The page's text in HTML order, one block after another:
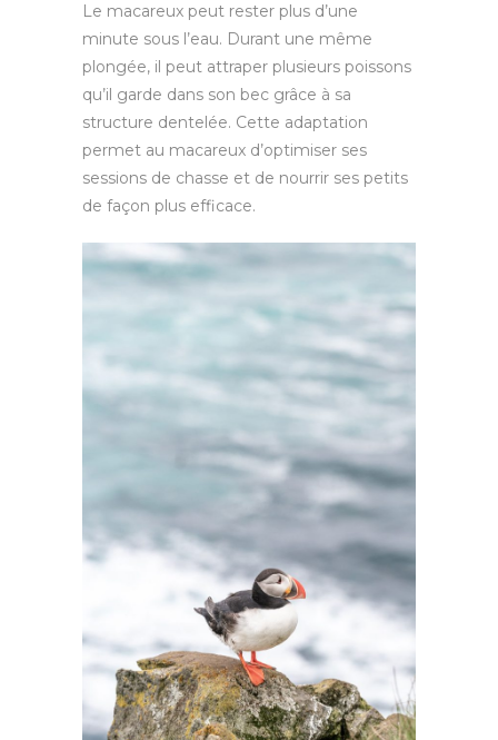
Le macareux peut rester plus d’une
minute sous l’eau. Durant une même
plongée, il peut attraper plusieurs poissons
qu’il garde dans son bec grâce à sa
structure dentelée. Cette adaptation
permet au macareux d’optimiser ses
sessions de chasse et de nourrir ses petits
de façon plus efficace.